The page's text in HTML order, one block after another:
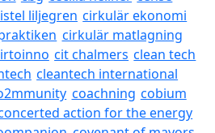
liljegren cirkulär ekonomi
cirkulär matlagning
cit chalmers clean tech
cleantech international
coachning cobium
action for the energy